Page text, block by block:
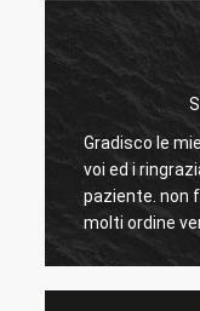
I chip
vendite